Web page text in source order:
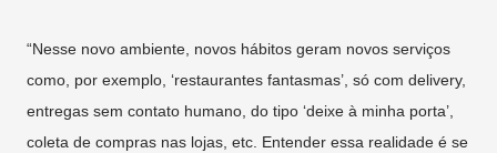
“Nesse novo ambiente, novos hábitos geram novos serviços
como, por exemplo, ‘restaurantes fantasmas’, só com delivery,
entregas sem contato humano, do tipo ‘deixe à minha porta’,
coleta de compras nas lojas, etc. Entender essa realidade é se